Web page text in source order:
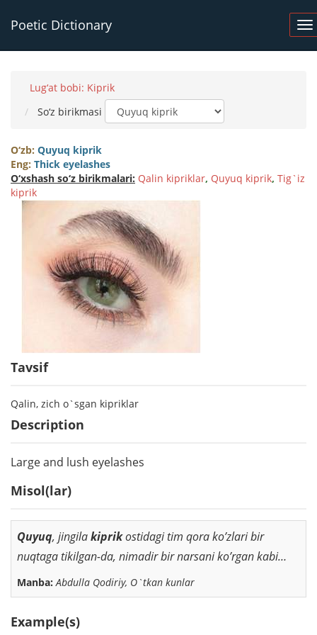
Poetic Dictionary
Lug‘at bobi: Kiprik
So‘z birikmasi
O‘zb: Quyuq kiprik
Eng: Thick eyelashes
O‘xshash so‘z birikmalari: Qalin kipriklar, Quyuq kiprik, Tig`iz
kiprik
Tavsif
Qalin, zich o`sgan kipriklar
Description
Large and lush eyelashes
Misol(lar)
Quyuq, jingilakiprikostidagi tim qora ko’zlari bir
nuqtaga tikilgan-da, nimadir bir narsani ko’rgan kabi…
Manba:Abdulla Qodiriy, O`tkan kunlar
Example(s)